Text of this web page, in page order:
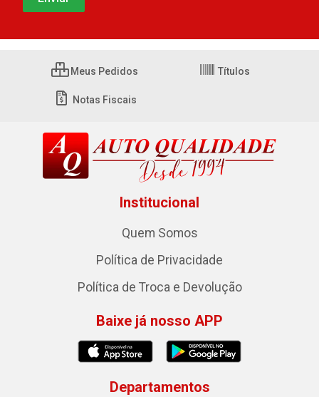
Meus Pedidos Títulos
Notas Fiscais
Institucional
Quem Somos
Política de Privacidade
Política de Troca e Devolução
Baixe já nosso APP
Departamentos